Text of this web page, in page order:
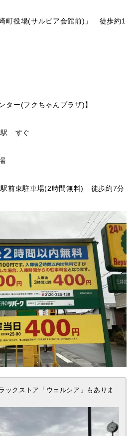
町役場(サルビア会館前)」 徒歩約1
ター(フクちゃんプラザ)】
駅 すぐ
前東駐車場(2時間無料) 徒歩約7分
ックストア「ウェルシア」もありま